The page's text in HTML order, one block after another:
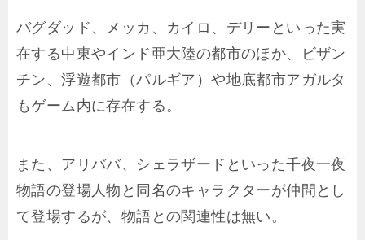
バグダッド、メッカ、カイロ、デリーといった実
在する中東やインド亜大陸の都市のほか、ビザン
チン、浮遊都市（パルギア）や地底都市アガルタ
もゲーム内に存在する。
また、アリババ、シェラザードといった千夜一夜
物語の登場人物と同名のキャラクターが仲間とし
て登場するが、物語との関連性は無い。